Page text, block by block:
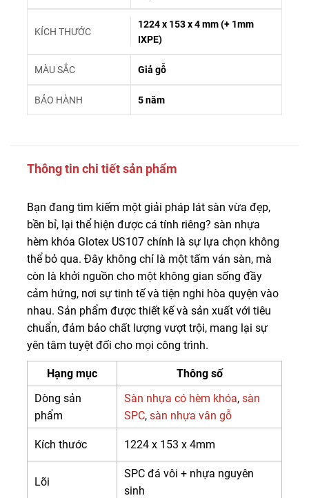
KÍCH THƯỚC
1224 x 153 x 4 mm (+ 1mm
IXPE)
MÀU SẮC Giả gỗ
BẢO HÀNH 5 năm
Thông tin chi tiết sản phẩm
Bạn đang tìm kiếm một giải pháp lát sàn vừa đẹp,
bền bỉ, lại thể hiện được cá tính riêng? sàn nhựa
hèm khóa Glotex US107 chính là sự lựa chọn không
thể bỏ qua. Đây không chỉ là một tấm ván sàn, mà
còn là khởi nguồn cho một không gian sống đầy
cảm hứng, nơi sự tinh tế và tiện nghi hòa quyện vào
nhau. Sản phẩm được thiết kế và sản xuất với tiêu
chuẩn, đảm bảo chất lượng vượt trội, mang lại sự
yên tâm tuyệt đối cho mọi công trình.
Hạng mục
Thông số
Dòng sản
phẩm
Sàn nhựa có hèm khóa, sàn
SPC, sàn nhựa vân gỗ
Kích thước 1224 x 153 x 4mm
Lõi
SPC đá vôi + nhựa nguyên
sinh